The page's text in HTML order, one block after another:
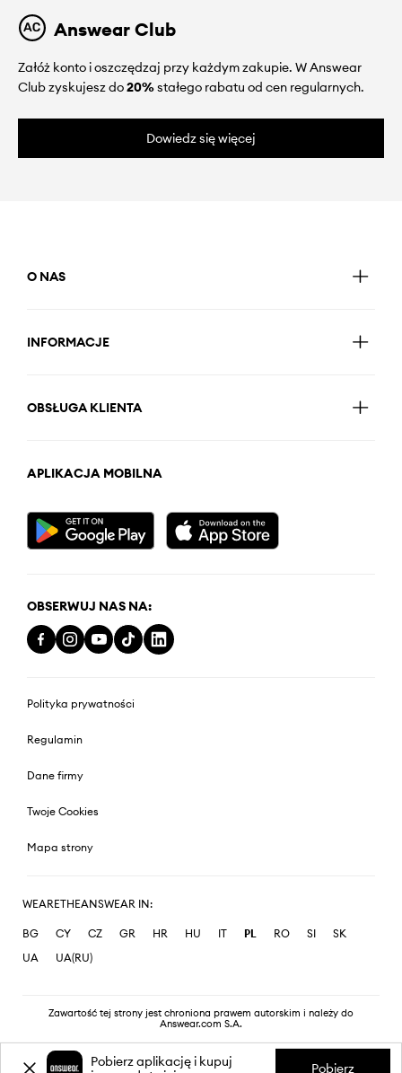
Answear Club
Załóż konto i oszczędzaj przy każdym zakupie. W Answear
Club zyskujesz do20%stałego rabatu od cen regularnych.
Dowiedz się więcej
O NAS
INFORMACJE
OBSŁUGA KLIENTA
APLIKACJA MOBILNA
OBSERWUJ NAS NA:
Polityka prywatności
Regulamin
Dane firmy
Twoje Cookies
Mapa strony
WEARETHEANSWEAR IN:
BG CY CZ GR HR HU IT PL RO SI
SK
UA
UA(RU)
Zawartość tej strony jest chroniona prawem autorskim i należy do
Answear.com S.A.
Pobierz aplikację i kupuj
Pobierz